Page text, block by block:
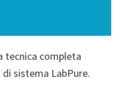
tecnica completa
sistema LabPure.